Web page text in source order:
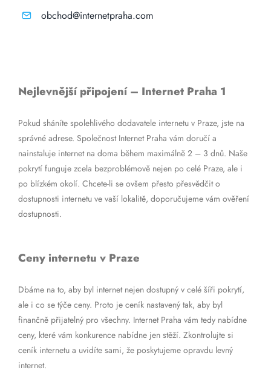
obchod@internetpraha.com
Nejlevnější připojení – Internet Praha 1
Pokud sháníte spolehlivého dodavatele internetu v Praze, jste na
správné adrese. Společnost Internet Praha vám doručí a
nainstaluje internet na doma během maximálně 2 – 3 dnů. Naše
pokrytí funguje zcela bezproblémově nejen po celé Praze, ale i
po blízkém okolí. Chcete-li se ovšem přesto přesvědčit o
dostupnosti internetu ve vaší lokalitě, doporučujeme vám ověření
dostupnosti.
Ceny internetu v Praze
Dbáme na to, aby byl internet nejen dostupný v celé šíři pokrytí,
ale i co se týče ceny. Proto je ceník nastavený tak, aby byl
finančně přijatelný pro všechny. Internet Praha vám tedy nabídne
ceny, které vám konkurence nabídne jen stěží. Zkontrolujte si
ceník internetu a uvidíte sami, že poskytujeme opravdu levný
internet.